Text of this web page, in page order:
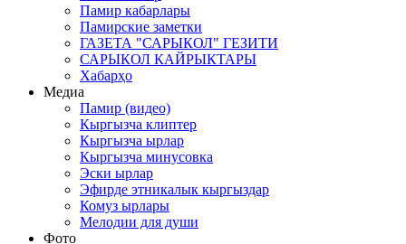
Памир кабарлары
Памирские заметки
ГАЗЕТА "САРЫКОЛ" ГЕЗИТИ
САРЫКОЛ КАЙРЫКТАРЫ
Хабарҳо
Медиа
Памир (видео)
Кыргызча клиптер
Кыргызча ырлар
Кыргызча минусовка
Эски ырлар
Эфирде этникалык кыргыздар
Комуз ырлары
Мелодии для души
Фото